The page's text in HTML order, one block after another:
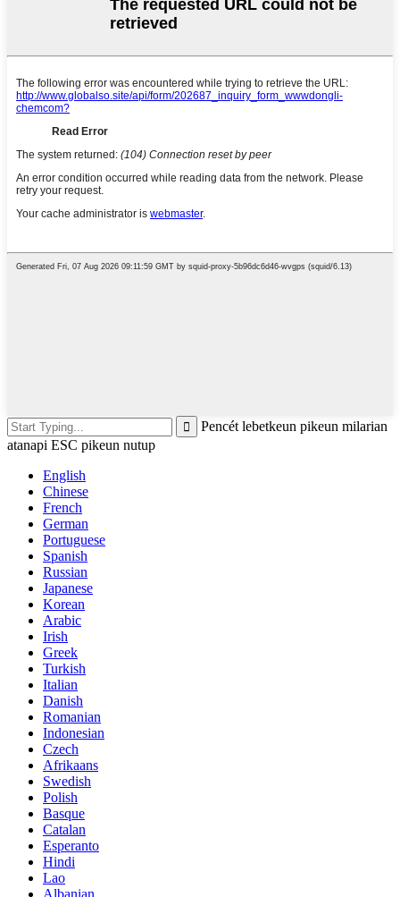
Pencét lebetkeun pikeun milarian
atanapi ESC pikeun nutup
English
Chinese
French
German
Portuguese
Spanish
Russian
Japanese
Korean
Arabic
Irish
Greek
Turkish
Italian
Danish
Romanian
Indonesian
Czech
Afrikaans
Swedish
Polish
Basque
Catalan
Esperanto
Hindi
Lao